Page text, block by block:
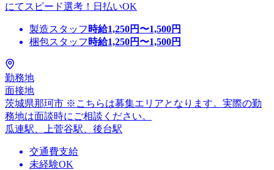
にてスピード選考！日払いOK
製造スタッフ 時給1,250円〜1,500円
梱包スタッフ 時給1,250円〜1,500円
勤務地
面接地
茨城県那珂市 ※こちらは募集エリアとなります。実際の勤
務地は面談時にご相談ください。
瓜連駅、上菅谷駅、後台駅
交通費支給
未経験OK